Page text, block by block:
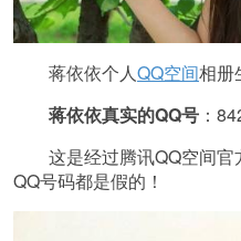
蒋依依个人QQ空间相册
蒋依依真实的QQ号 ：
这是经过腾讯QQ空间
QQ号码都是假的！